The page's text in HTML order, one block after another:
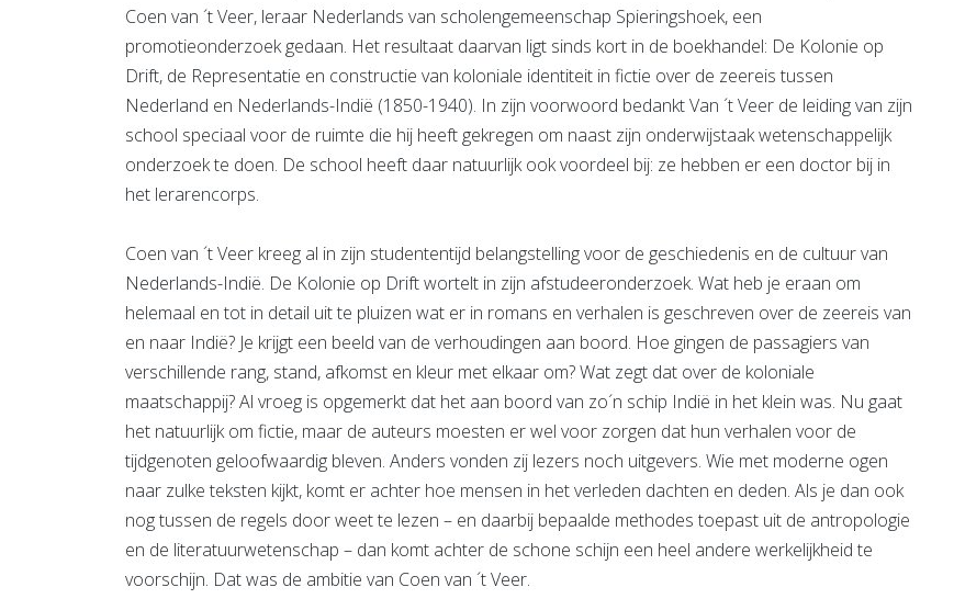
Coen van ´t Veer, leraar Nederlands van scholengemeenschap Spieringshoek, een
promotieonderzoek gedaan. Het resultaat daarvan ligt sinds kort in de boekhandel: De Kolonie op
Drift, de Representatie en constructie van koloniale identiteit in fictie over de zeereis tussen
Nederland en Nederlands-Indië (1850-1940). In zijn voorwoord bedankt Van ´t Veer de leiding van zijn
school speciaal voor de ruimte die hij heeft gekregen om naast zijn onderwijstaak wetenschappelijk
onderzoek te doen. De school heeft daar natuurlijk ook voordeel bij: ze hebben er een doctor bij in
het lerarencorps.
Coen van ´t Veer kreeg al in zijn studententijd belangstelling voor de geschiedenis en de cultuur van
Nederlands-Indië. De Kolonie op Drift wortelt in zijn afstudeeronderzoek. Wat heb je eraan om
helemaal en tot in detail uit te pluizen wat er in romans en verhalen is geschreven over de zeereis van
en naar Indië? Je krijgt een beeld van de verhoudingen aan boord. Hoe gingen de passagiers van
verschillende rang, stand, afkomst en kleur met elkaar om? Wat zegt dat over de koloniale
maatschappij? Al vroeg is opgemerkt dat het aan boord van zo´n schip Indië in het klein was. Nu gaat
het natuurlijk om fictie, maar de auteurs moesten er wel voor zorgen dat hun verhalen voor de
tijdgenoten geloofwaardig bleven. Anders vonden zij lezers noch uitgevers. Wie met moderne ogen
naar zulke teksten kijkt, komt er achter hoe mensen in het verleden dachten en deden. Als je dan ook
nog tussen de regels door weet te lezen – en daarbij bepaalde methodes toepast uit de antropologie
en de literatuurwetenschap – dan komt achter de schone schijn een heel andere werkelijkheid te
voorschijn. Dat was de ambitie van Coen van ´t Veer.